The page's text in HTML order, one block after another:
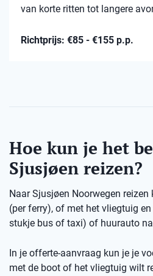
van korte ritten tot langere
Richtprijs: €85 - €155 p.p.
Hoe kun je het
Sjusjøen reizen?
Naar Sjusjøen Noorwegen
(per ferry), of met het vliegtuig
stukje bus of taxi) of huurauto
In je offerte-aanvraag kun je je
met de boot of het vliegtuig wilt